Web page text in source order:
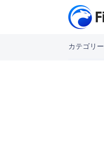
カテゴリー